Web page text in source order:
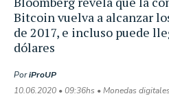
Bitcoin vuelva a alcanzar
de 2017, e incluso puede
dólares
PoriProUP
10.06.2020 • 09:36hs • Monedas digitales